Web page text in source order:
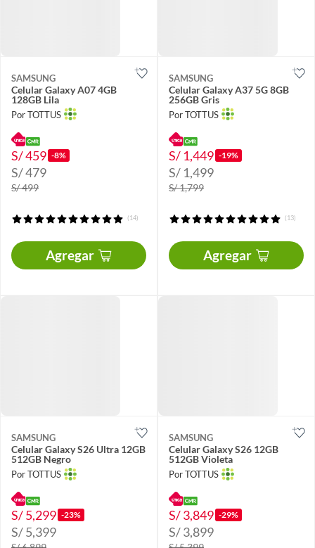
SAMSUNG
Celular Galaxy A07 4GB
128GB Lila
Por TOTTUS
S/ 459 -8%
S/ 479
S/ 499
(14)
Agregar
SAMSUNG
Celular Galaxy A37 5G 8GB
256GB Gris
Por TOTTUS
S/ 1,449 -19%
S/ 1,499
S/ 1,799
(13)
Agregar
SAMSUNG
Celular Galaxy S26 Ultra 12GB
512GB Negro
Por TOTTUS
S/ 5,299 -23%
S/ 5,399
SAMSUNG
Celular Galaxy S26 12GB
512GB Violeta
Por TOTTUS
S/ 3,849 -29%
S/ 3,899